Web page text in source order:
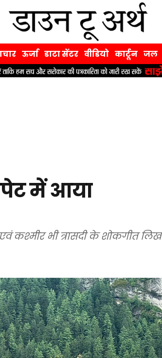
ऊर्जा डाटा सेंटर वीडियो कार्टून जल
चपेट में आया
कश्मीर भी त्रासदी के शोकगीत लिख